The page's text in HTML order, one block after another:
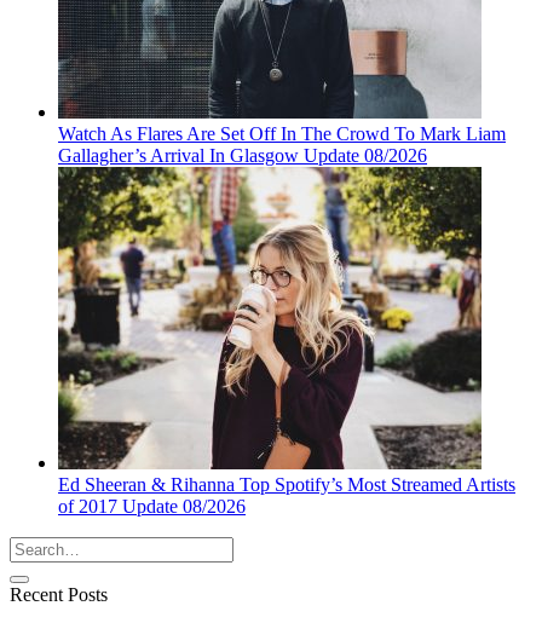
Watch As Flares Are Set Off In The Crowd To Mark Liam
Gallagher’s Arrival In Glasgow Update 08/2026
Ed Sheeran & Rihanna Top Spotify’s Most Streamed Artists
of 2017 Update 08/2026
Recent Posts